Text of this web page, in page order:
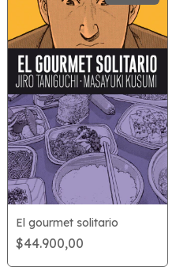
El gourmet solitario
$44.900,00